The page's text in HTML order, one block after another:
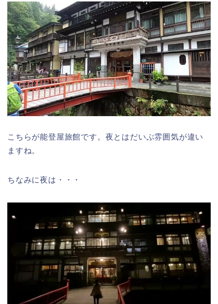
こちらが能登屋旅館です。夜とはだいぶ雰囲気が違い
ますね。
ちなみに夜は・・・